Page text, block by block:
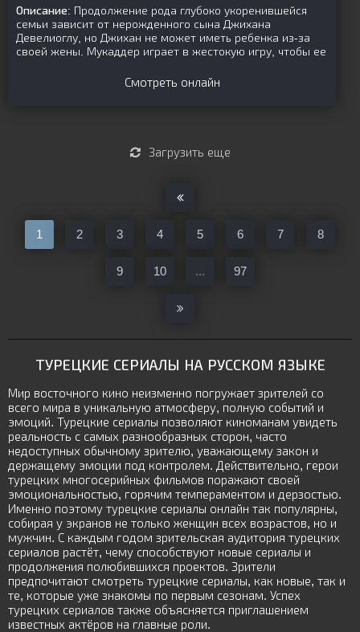
ТУРЕЦКИЕ СЕРИАЛЫ НА РУССКОМ ЯЗЫКЕ
Мир восточного кино неизменно погружает зрителей со
всего мира в уникальную атмосферу, полную событий и
эмоций. Турецкие сериалы позволяют киноманам увидеть
реальность с самых разнообразных сторон, часто
недоступных обычному зрителю, уважающему закон и
держащему эмоции под контролем. Действительно, герои
турецких многосерийных фильмов поражают своей
эмоциональностью, горячим темпераментом и дерзостью.
Именно поэтому турецкие сериалы онлайн так популярны,
собирая у экранов не только женщин всех возрастов, но и
мужчин. С каждым годом зрительская аудитория турецких
сериалов растёт, чему способствуют новые сериалы и
продолжения полюбившихся проектов. Зрители
предпочитают смотреть турецкие сериалы, как новые, так и
те, которые уже знакомы по первым сезонам. Успех
турецких сериалов также объясняется приглашением
известных актёров на главные роли.
Описание: Продолжение рода глубоко укоренившейся
семьи зависит от нерожденного сына Джихана
Девелиоглу, но Джихан не может иметь ребенка из-за
своей жены. Мукаддер играет в жестокую игру, чтобы ее
Смотреть онлайн
Загрузить еще
1 2 3 4 5 6 7 8
9 10 ... 97